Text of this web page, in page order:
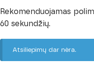
Rekomenduojamas
60 sekundžių.
Atsiliepimų dar nėra.